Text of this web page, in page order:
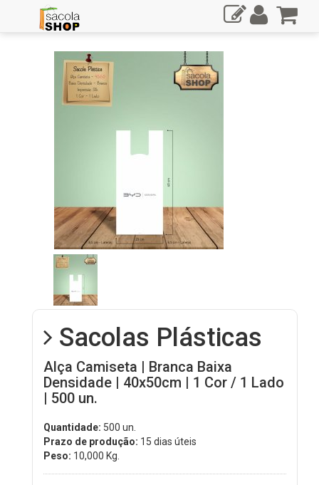
Sacolas Plásticas
Alça Camiseta | Branca Baixa
Densidade | 40x50cm | 1 Cor / 1 Lado
| 500 un.
Quantidade: 500 un.
Prazo de produção: 15 dias úteis
Peso: 10,000 Kg.